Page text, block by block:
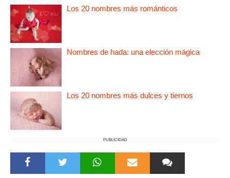
Los 20 nombres más románticos
Nombres de hada: una elección mágica
Los 20 nombres más dulces y tiernos
PUBLICIDAD